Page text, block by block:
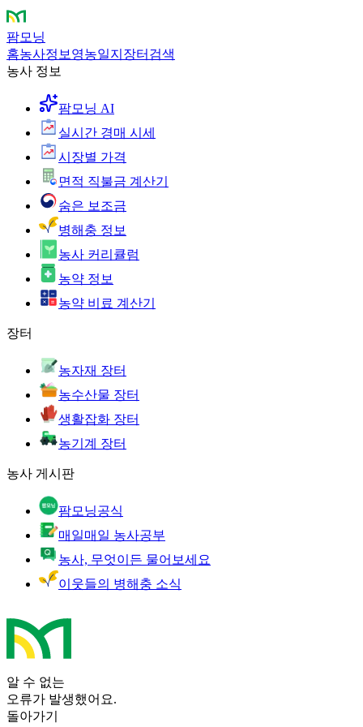
팜모닝
홈농사정보 영농일지 장터 검색
농사 정보
팜모닝 AI
실시간 경매 시세
시장별 가격
면적 직불금 계산기
숨은 보조금
병해충 정보
농사 커리큘럼
농약 정보
농약 비료 계산기
장터
농자재 장터
농수산물 장터
생활잡화 장터
농기계 장터
농사 게시판
팜모닝공식
매일매일 농사공부
농사, 무엇이든 물어보세요
이웃들의 병해충 소식
알 수 없는
오류가 발생했어요.
돌아가기